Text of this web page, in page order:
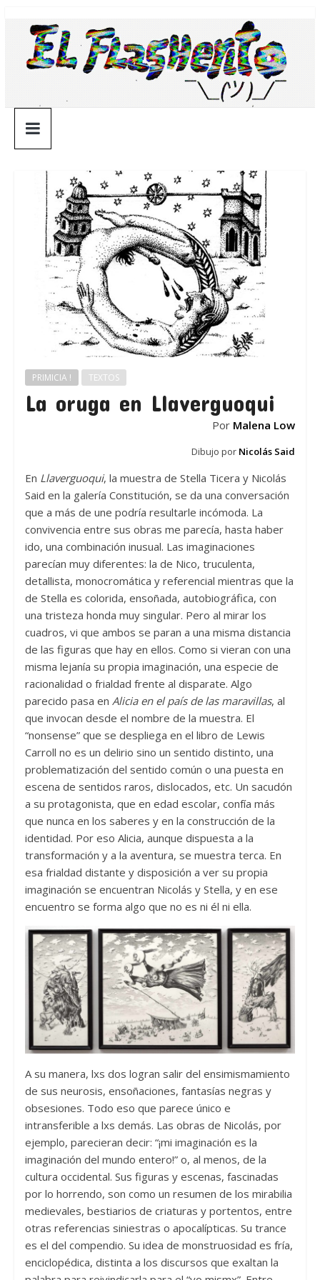
contenido
¯\_(ツ)_/
¯
PRIMICIA ! TEXTOS
La oruga en Llaverguoqui
Por Malena Low
Dibujo por Nicolás Said
En Llaverguoqui, la muestra de Stella Ticera y Nicolás
Said en la galería Constitución, se da una conversación
que a más de une podría resultarle incómoda. La
convivencia entre sus obras me parecía, hasta haber
ido, una combinación inusual. Las imaginaciones
parecían muy diferentes: la de Nico, truculenta,
detallista, monocromática y referencial mientras que la
de Stella es colorida, ensoñada, autobiográfica, con
una tristeza honda muy singular. Pero al mirar los
cuadros, vi que ambos se paran a una misma distancia
de las figuras que hay en ellos. Como si vieran con una
misma lejanía su propia imaginación, una especie de
racionalidad o frialdad frente al disparate. Algo
parecido pasa en Alicia en el país de las maravillas, al
que invocan desde el nombre de la muestra. El
“nonsense” que se despliega en el libro de Lewis
Carroll no es un delirio sino un sentido distinto, una
problematización del sentido común o una puesta en
escena de sentidos raros, dislocados, etc. Un sacudón
a su protagonista, que en edad escolar, confía más
que nunca en los saberes y en la construcción de la
identidad. Por eso Alicia, aunque dispuesta a la
transformación y a la aventura, se muestra terca. En
esa frialdad distante y disposición a ver su propia
imaginación se encuentran Nicolás y Stella, y en ese
encuentro se forma algo que no es ni él ni ella.
A su manera, lxs dos logran salir del ensimismamiento
de sus neurosis, ensoñaciones, fantasías negras y
obsesiones. Todo eso que parece único e
intransferible a lxs demás. Las obras de Nicolás, por
ejemplo, parecieran decir: “¡mi imaginación es la
imaginación del mundo entero!” o, al menos, de la
cultura occidental. Sus figuras y escenas, fascinadas
por lo horrendo, son como un resumen de los mirabilia
medievales, bestiarios de criaturas y portentos, entre
otras referencias siniestras o apocalípticas. Su trance
es el del compendio. Su idea de monstruosidad es fría,
enciclopédica, distinta a los discursos que exaltan la